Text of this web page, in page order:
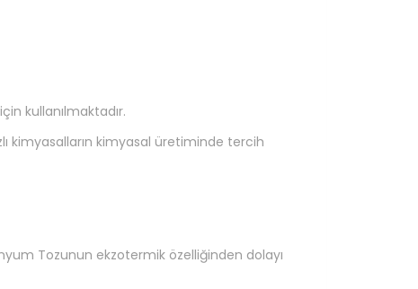
kullanılmaktadır.
kimyasalların kimyasal üretiminde tercih
Tozunun ekzotermik özelliğinden dolayı